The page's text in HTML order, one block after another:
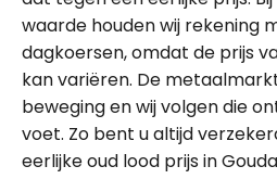
waarde houden wij rekening
dagkoersen, omdat de prijs
kan variëren. De
beweging en wij volgen die
voet. Zo bent u altijd
eerlijke oud lood prijs in